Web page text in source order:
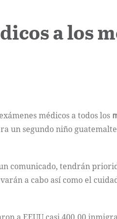
a los
médicos a todos los
un segundo niño
comunicado, tendrán
a cabo así como el